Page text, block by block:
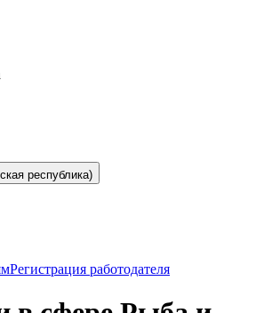
республика)
Регистрация работодателя